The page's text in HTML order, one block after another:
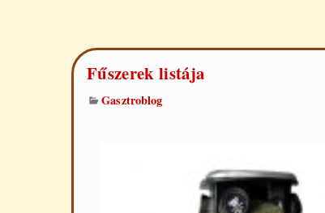
Fűszerek listája
Gasztroblog